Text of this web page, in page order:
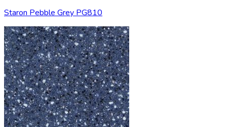
Staron Pebble Grey PG810